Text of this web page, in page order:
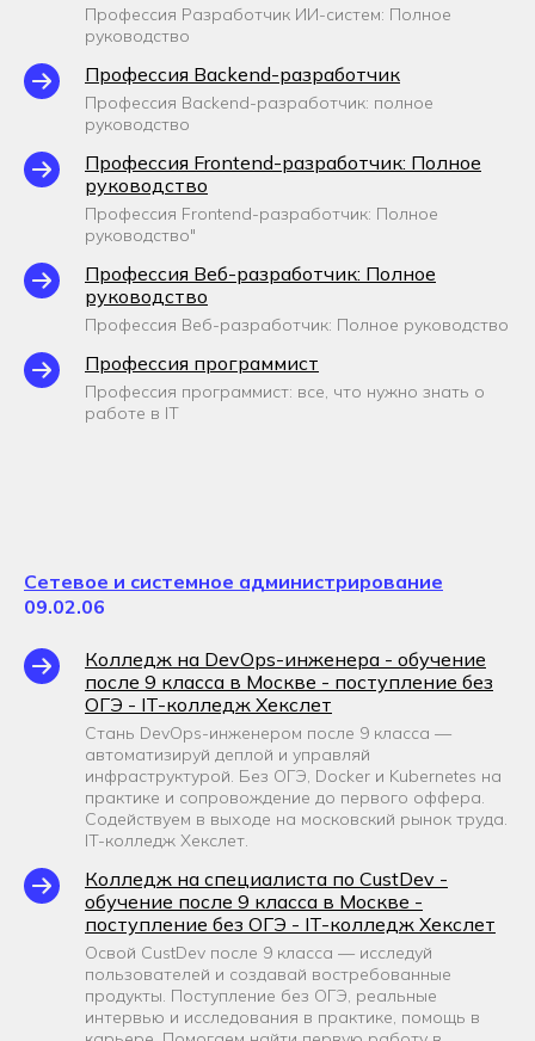
Профессия Разработчик ИИ-систем: Полное
руководство
Профессия Backend-разработчик
Профессия Backend-разработчик: полное
руководство
Профессия Frontend-разработчик: Полное
руководство
Профессия Frontend-разработчик: Полное
руководство"
Профессия Веб-разработчик: Полное
руководство
Профессия Веб-разработчик: Полное руководство
Профессия программист
Профессия программист: все, что нужно знать о
работе в IT
Сетевое и системное администрирование
09.02.06
Колледж на DevOps-инженера - обучение
после 9 класса в Москве - поступление без
ОГЭ - IT-колледж Хекслет
Стань DevOps-инженером после 9 класса —
автоматизируй деплой и управляй
инфраструктурой. Без ОГЭ, Docker и Kubernetes на
практике и сопровождение до первого оффера.
Содействуем в выходе на московский рынок труда.
IT-колледж Хекслет.
Колледж на специалиста по CustDev -
обучение после 9 класса в Москве -
поступление без ОГЭ - IT-колледж Хекслет
Освой CustDev после 9 класса — исследуй
пользователей и создавай востребованные
продукты. Поступление без ОГЭ, реальные
интервью и исследования в практике, помощь в